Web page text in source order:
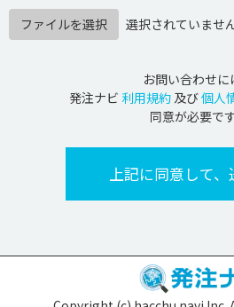
ファイルを選択
選択されていませ
お問い合わせに
発注ナビ 利用規約 及び個人
同意が必要です